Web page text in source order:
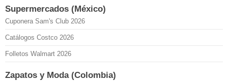
Supermercados (México)
Cuponera Sam's Club 2026
Catálogos Costco 2026
Folletos Walmart 2026
Zapatos y Moda (Colombia)